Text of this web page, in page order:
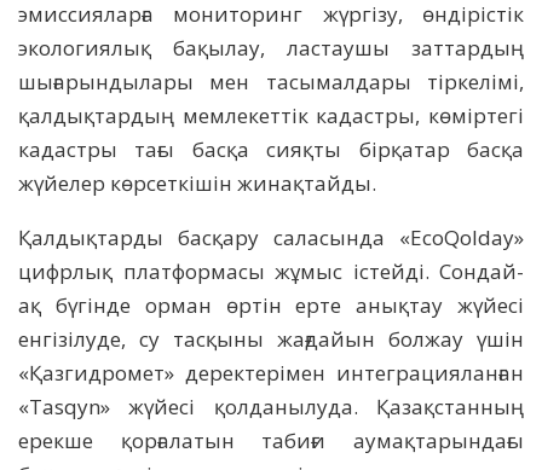
эмиссияларға мониторинг жүргізу, өндірістік
экологиялық бақылау, ластаушы заттардың
шығарындылары мен тасымалдары тіркелімі,
қалдықтардың мемлекеттік кадастры, көміртегі
кадастры тағы басқа сияқты бірқатар басқа
жүйелер көрсеткішін жинақтайды.
Қалдықтарды басқару саласында «EcoQolday»
цифрлық платформасы жұмыс істейді. Сондай-
ақ бүгінде орман өртін ерте анықтау жүйесі
енгізілуде, су тасқыны жағдайын болжау үшін
«Қазгидромет» деректерімен интеграцияланған
«Tasqyn» жүйесі қолданылуда. Қазақстанның
ерекше қорғалатын табиғи аумақтарындағы